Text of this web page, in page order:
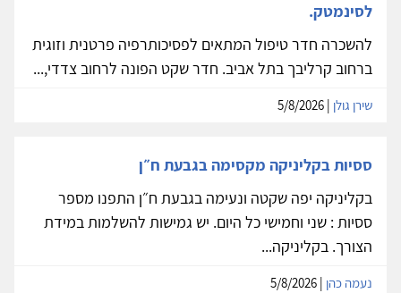
לסינמטק.
להשכרה חדר טיפול המתאים לפסיכותרפיה פרטנית וזוגית
ברחוב קרליבך בתל אביב. חדר שקט הפונה לרחוב צדדי,...
שירן גולן
ססיות בקליניקה מקסימה בגבעת ח״ן
בקליניקה יפה שקטה ונעימה בגבעת ח״ן התפנו מספר
ססיות : שני וחמישי כל היום. יש גמישות להשלמות במידת
הצורך. בקליניקה...
נעמה כהן